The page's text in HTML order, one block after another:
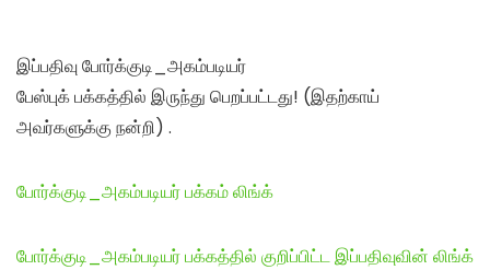
இப்பதிவு போர்க்குடி_அகம்படியர்
பேஸ்புக் பக்கத்தில் இருந்து பெறப்பட்டது! (இதற்காய்
அவர்களுக்கு நன்றி) .
போர்க்குடி_அகம்படியர் பக்கம் லிங்க்
போர்க்குடி_அகம்படியர் பக்கத்தில் குறிப்பிட்ட இப்பதிவுவின் லிங்க்